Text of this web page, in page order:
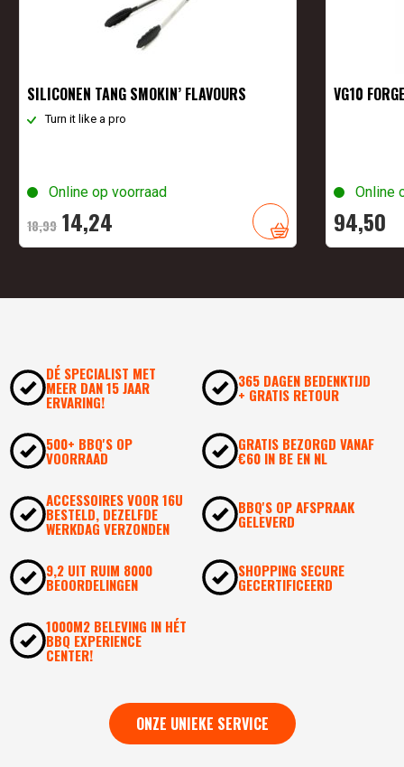
SILICONEN TANG SMOKIN’ FLAVOURS
Turn it like a pro
Online op voorraad
18,99 Oorspronkelijke
prijs
14,24
prijs
VG10
Online
94,50
DÉ SPECIALIST MET
MEER DAN 15 JAAR
ERVARING!
365 DAGEN BEDENKTIJD
+ GRATIS RETOUR
500+ BBQ'S OP
VOORRAAD
GRATIS BEZORGD VANAF
€60 IN BE EN NL
ACCESSOIRES VOOR 16U
BESTELD, DEZELFDE
WERKDAG VERZONDEN
BBQ'S OP AFSPRAAK
GELEVERD
9,2 UIT RUIM 8000
BEOORDELINGEN
SHOPPING SECURE
GECERTIFICEERD
1000M2 BELEVING IN HÉT
BBQ EXPERIENCE
CENTER!
ONZE UNIEKE SERVICE